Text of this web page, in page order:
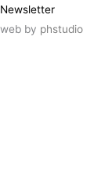
Newsletter
web by phstudio